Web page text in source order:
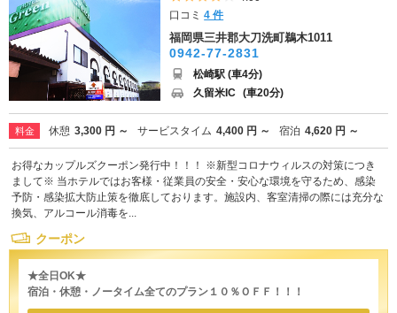
口コミ4 件
福岡県三井郡大刀洗町鵜木1011
0942-77-2831
松崎駅 (車4分)
久留米IC (車20分)
料金 休憩 3,300 円 ～ サービスタイム 4,400 円 ～ 宿泊 4,620 円 ～
お得なカップルズクーポン発行中！！！ ※新型コロナウィルスの対策につき
まして※ 当ホテルではお客様・従業員の安全・安心な環境を守るため、感染
予防・感染拡大防止策を徹底しております。施設内、客室清掃の際には充分な
換気、アルコール消毒を...
クーポン
★全日OK★
宿泊・休憩・ノータイム全てのプラン１０％ＯＦＦ！！！